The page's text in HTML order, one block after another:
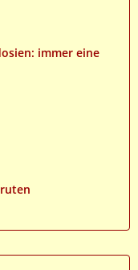
immer eine